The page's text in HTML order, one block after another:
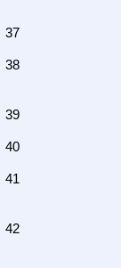
37
38
39
40
41
42